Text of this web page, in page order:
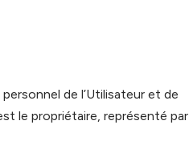
de l’Utilisateur et de
le propriétaire, représenté par